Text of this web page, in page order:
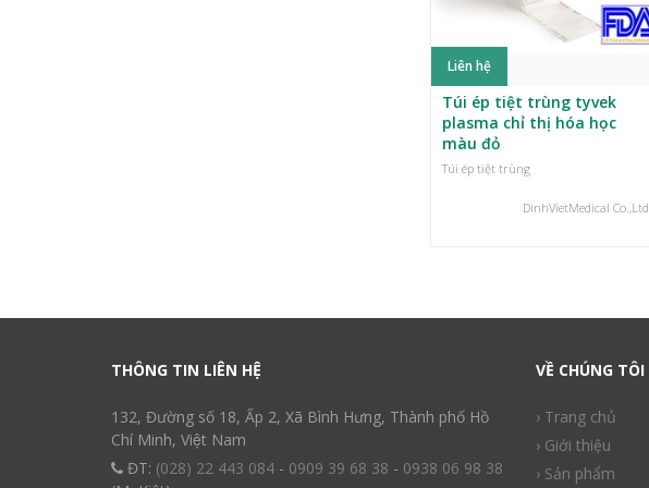
Liên hệ
Túi ép tiệt trùng tyvek
plasma chỉ thị hóa học
màu đỏ
Túi ép tiệt trùng
DinhVietMedical Co.,Ltd
THÔNG TIN LIÊN HỆ
132, Đường số 18, Ấp 2, Xã Bình Hưng, Thành phố Hồ
Chí Minh, Việt Nam
ĐT: (028) 22 443 084 - 0909 39 68 38 - 0938 06 98 38
VỀ CHÚNG TÔI
› Trang chủ
› Giới thiệu
› Sản phẩm